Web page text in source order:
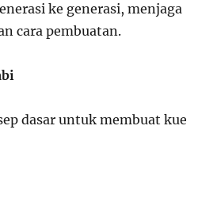
ke generasi, menjaga
cara pembuatan.
dasar untuk membuat kue